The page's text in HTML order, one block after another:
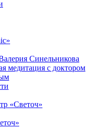
Синельникова
медитация с доктором
«Светоч»